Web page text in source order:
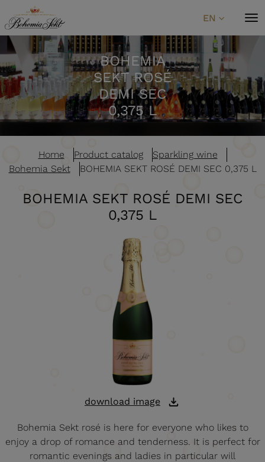
Skip to content
EN
BOHEMIA
SEKT ROSÉ
DEMI SEC
0,375 L
Home Product catalog
Sparkling wine
Bohemia Sekt
BOHEMIA SEKT ROSÉ DEMI SEC 0,375 L
BOHEMIA SEKT ROSÉ DEMI SEC
0,375 L
download image
Bohemia Sekt rosé is here for everyone who likes to
enjoy a drop of romance and tenderness. It is perfect for
romantic evenings and ladies in particular will